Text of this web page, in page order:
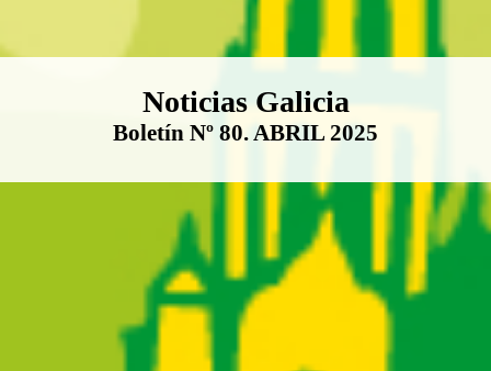
Boletín Noticias Galicia
Noticias Galicia
Boletín Nº 80. ABRIL 2025